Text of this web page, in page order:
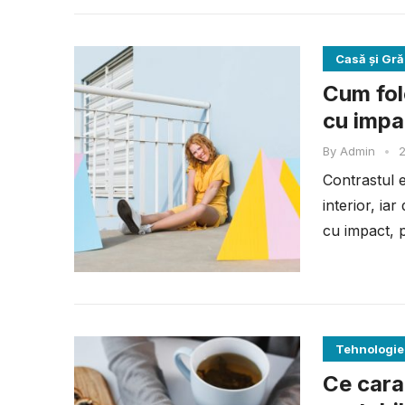
Casă și
Cum
cu
By Admin •
Contrastul
interior, iar
cu impact,
Tehnologie
Ce